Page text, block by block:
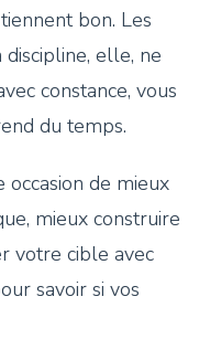
bon. Les
elle, ne
constance, vous
du temps.
occasion de mieux
mieux construire
votre cible avec
savoir si vos